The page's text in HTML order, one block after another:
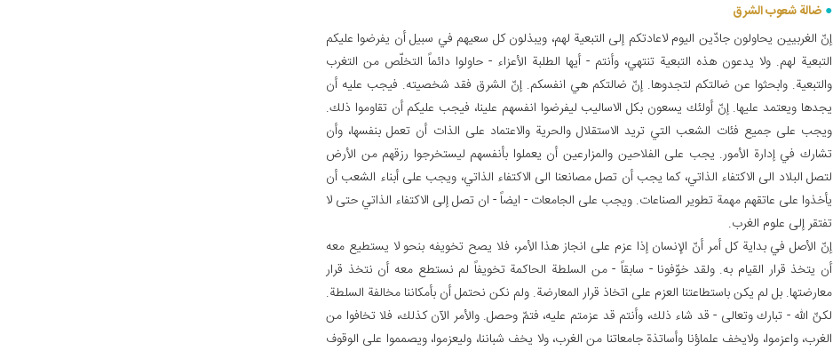
ضالة شعوب الشرق‏
إنّ الغربيين يحاولون جادّين اليوم لاعادتكم إلى التبعية لهم، ويبذلون كل سعيهم في سبيل أن يفرضوا عليكم
التبعية لهم. ولا يدعون هذه التبعية تنتهي، وأنتم - أيها الطلبة الأعزاء - حاولوا دائماً التخلّص من التغرب
والتبعية. وابحثوا عن ضالتكم لتجدوها. إنّ ضالتكم هي انفسكم. إنّ الشرق فقد شخصيته. فيجب عليه أن
يجدها ويعتمد عليها. إنّ أولئك يسعون بكل الاساليب ليفرضوا انفسهم علينا، فيجب عليكم أن تقاوموا ذلك.
ويجب على جميع فئات الشعب التي تريد الاستقلال والحرية والاعتماد على الذات أن تعمل بنفسها، وأن
تشارك في إدارة الأمور. يجب على الفلاحين والمزارعين أن يعملوا بأنفسهم ليستخرجوا رزقهم من الأرض
لتصل البلاد الى الاكتفاء الذاتي، كما يجب أن تصل مصانعنا الى الاكتفاء الذاتي، ويجب على أبناء الشعب أن
يأخذوا على عاتقهم مهمة تطوير الصناعات. ويجب على الجامعات - ايضاً - ان تصل إلى الاكتفاء الذاتي حتى لا
تفتقر إلى علوم الغرب.
إنّ الأصل في بداية كل أمر أنّ الإنسان إذا عزم على انجاز هذا الأمر، فلا يصح تخويفه بنحو لا يستطيع معه
أن يتخذ قرار القيام به. ولقد خوّفونا - سابقاً - من السلطة الحاكمة تخويفاً لم نستطع معه أن نتخذ قرار
معارضتها. بل لم يكن باستطاعتنا العزم على اتخاذ قرار المعارضة. ولم نكن نحتمل أن بأمكاننا مخالفة السلطة.
لكنّ الله - تبارك وتعالى - قد شاء ذلك، وأنتم قد عزمتم عليه، فتمّ وحصل. والأمر الآن كذلك، فلا تخافوا من
الغرب، واعزموا، ولايخف علماؤنا وأساتذة جامعاتنا من الغرب، ولا يخف شباننا، وليعزموا، ويصمموا على الوقوف